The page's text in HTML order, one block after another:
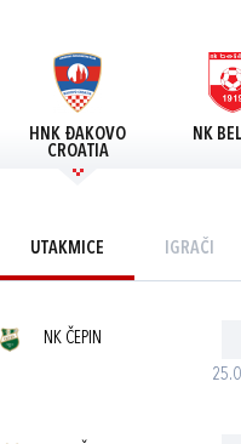
HNK ĐAKOVO
CROATIA
NK
UTAKMICE IGRAČI
NK ČEPIN